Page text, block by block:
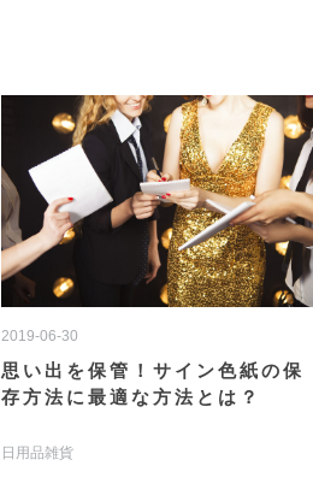
2019-06-30
思い出を保管！サイン色紙の保
存方法に最適な方法とは？
日用品雑貨